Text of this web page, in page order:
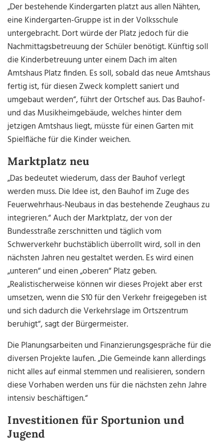
„Der bestehende Kindergarten platzt aus allen Nähten,
eine Kindergarten-Gruppe ist in der Volksschule
untergebracht. Dort würde der Platz jedoch fürdie
Nachmittagsbetreuung der Schüler benötigt. Künftig soll
die Kinderbetreuung unter einem Dach im alten
Amtshaus Platz finden. Es soll, sobald das neue Amtshaus
fertig ist, für diesen Zweck komplett saniert und
umgebaut werden“, führt der Ortschef aus. Das Bauhof-
und das Musikheimgebäude, welches hinter dem
jetzigen Amtshaus liegt, müsste für einen Garten mit
Spielfläche für die Kinder weichen.
Marktplatz neu
„Das bedeutet wiederum, dass der Bauhof verlegt
werden muss. Die Idee ist, den Bauhof im Zuge des
Feuerwehrhaus-Neubaus in das bestehende Zeughaus zu
integrieren.“ Auch der Marktplatz, der von der
Bundesstraße zerschnitten und täglich vom
Schwerverkehr buchstäblich überrollt wird, soll in den
nächsten Jahren neu gestaltet werden. Es wird einen
„unteren“ und einen „oberen“ Platz geben.
„Realistischerweise können wir dieses Projekt aber erst
umsetzen, wenn die S10 für den Verkehr freigegeben ist
und sich dadurch die Verkehrslage im Ortszentrum
beruhigt“, sagt der Bürgermeister.
Die Planungsarbeiten und Finanzierungsgespräche für die
diversen Projekte laufen. „Die Gemeinde kann allerdings
nicht alles auf einmal stemmen und realisieren, sondern
diese Vorhaben werden uns für die nächsten zehn Jahre
intensiv beschäftigen.“
Investitionen für Sportunion und
Jugend